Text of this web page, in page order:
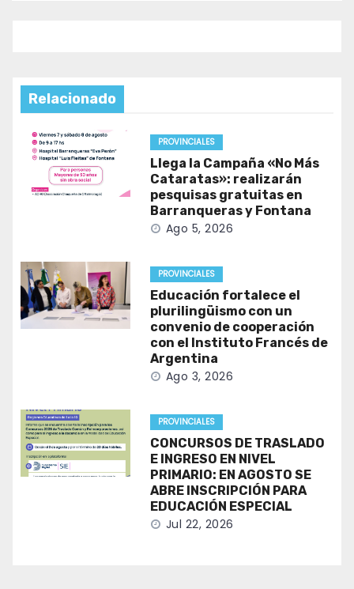
Relacionado
PROVINCIALES
Llega la Campaña «No Más
Cataratas»: realizarán
pesquisas gratuitas en
Barranqueras y Fontana
Ago 5, 2026
PROVINCIALES
Educación fortalece el
plurilingüismo con un
convenio de cooperación
con el Instituto Francés de
Argentina
Ago 3, 2026
PROVINCIALES
CONCURSOS DE TRASLADO
E INGRESO EN NIVEL
PRIMARIO: EN AGOSTO SE
ABRE INSCRIPCIÓN PARA
EDUCACIÓN ESPECIAL
Jul 22, 2026